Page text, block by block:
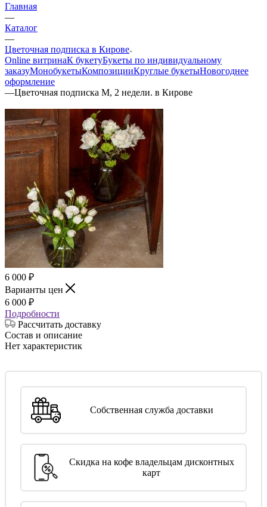
Главная
—
Каталог
—
Цветочная подписка в Кирове
Online витринаК букетуБукеты по индивидуальному
заказуМонобукетыКомпозицииКруглые букетыНовогоднее
оформление
—Цветочная подписка M, 2 недели. в Кирове
6 000 ₽
Варианты цен
6 000 ₽
Подробности
Рассчитать доставку
Состав и описание
Нет характеристик
Собственная служба доставки
Скидка на кофе владельцам дисконтных
карт